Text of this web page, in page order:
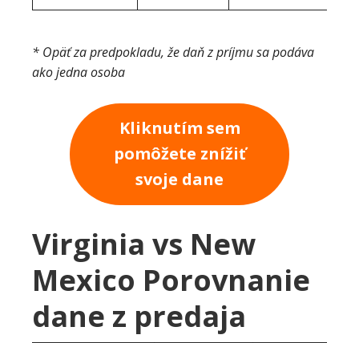
* Opäť za predpokladu, že daň z príjmu sa podáva
ako jedna osoba
Kliknutím sem
pomôžete znížiť
svoje dane
Virginia vs New
Mexico Porovnanie
dane z predaja